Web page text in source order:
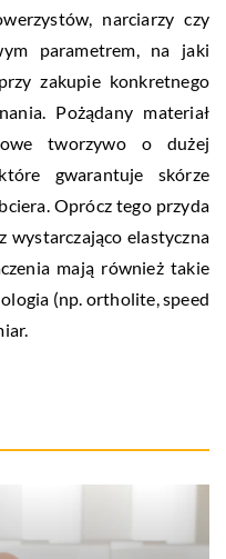
narciarzy czy
parametrem, na jaki
zakupie konkretnego
Pożądany materiał
tworzywo o dużej
gwarantuje skórze
Oprócz tego przyda
wystarczająco elastyczna
mają również takie
(np. ortholite, speed